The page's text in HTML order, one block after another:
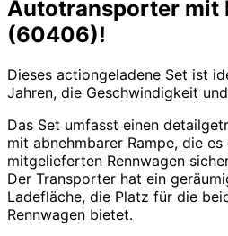
Autotransporter mit
(60406)!
Dieses actiongeladene Set ist
Jahren, die Geschwindigkeit
Das Set umfasst einen
mit abnehmbarer Rampe, die
mitgelieferten Rennwagen
Der Transporter hat ein
Ladefläche, die Platz für die
Rennwagen bietet.